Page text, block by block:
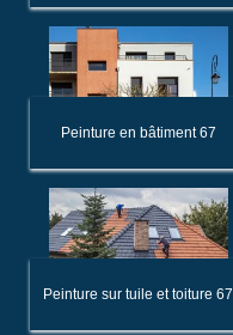
Peinture en bâtiment 67
Peinture sur tuile et toiture 67